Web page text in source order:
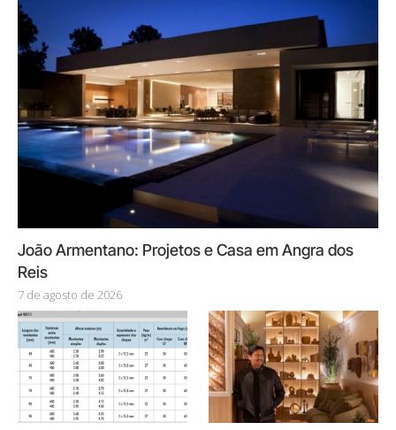
João Armentano: Projetos e Casa em Angra dos
Reis
7 de agosto de 2026